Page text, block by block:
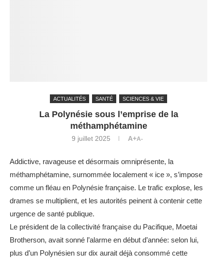
ACTUALITÉS SANTÉ SCIENCES & VIE
La Polynésie sous l’emprise de la
méthamphétamine
9 juillet 2025 A+A-
Addictive, ravageuse et désormais omniprésente, la
méthamphétamine, surnommée localement « ice », s’impose
comme un fléau en Polynésie française. Le trafic explose, les
drames se multiplient, et les autorités peinent à contenir cette
urgence de santé publique.
Le président de la collectivité française du Pacifique, Moetai
Brotherson, avait sonné l’alarme en début d’année: selon lui,
plus d’un Polynésien sur dix aurait déjà consommé cette